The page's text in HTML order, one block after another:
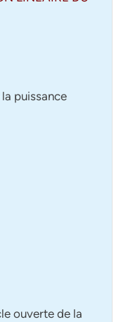
puissance
ouverte de la